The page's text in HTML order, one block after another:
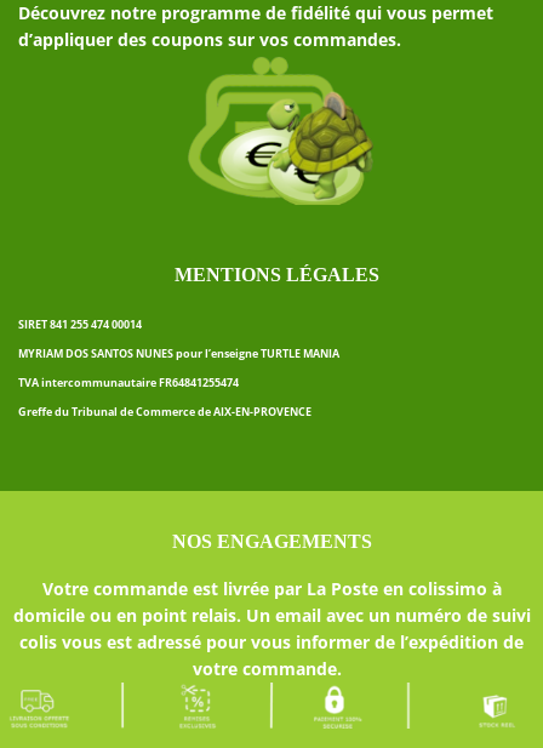
Découvrez notre programme de fidélité qui vous permet
d’appliquer des coupons sur vos commandes.
MENTIONS LÉGALES
SIRET 841 255 474 00014
MYRIAM DOS SANTOS NUNES pour l’enseigne TURTLE MANIA
TVA intercommunautaire FR64841255474
Greffe du Tribunal de Commerce de AIX-EN-PROVENCE
NOS ENGAGEMENTS
Votre commande est livrée par La Poste en colissimo à
domicile ou en point relais. Un email avec un numéro de suivi
colis vous est adressé pour vous informer de l’expédition de
votre commande.